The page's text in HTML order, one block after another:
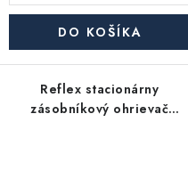
DO KOŠÍKA
Reflex stacionárny
zásobníkový ohrievač